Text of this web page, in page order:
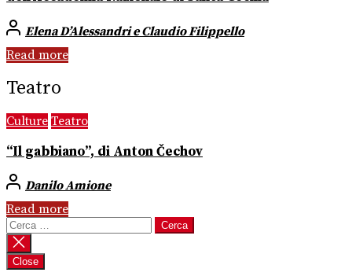
Elena D’Alessandri e Claudio Filippello
Read more
Teatro
Culture Teatro
“Il gabbiano”, di Anton Čechov
Danilo Amione
Read more
Ricerca
per:
Close